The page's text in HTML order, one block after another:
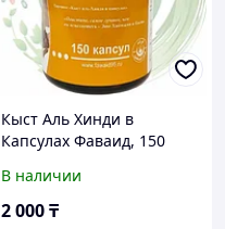
Кыст Аль Хинди в
Капсулах Фаваид, 150
В наличии
2 000₸